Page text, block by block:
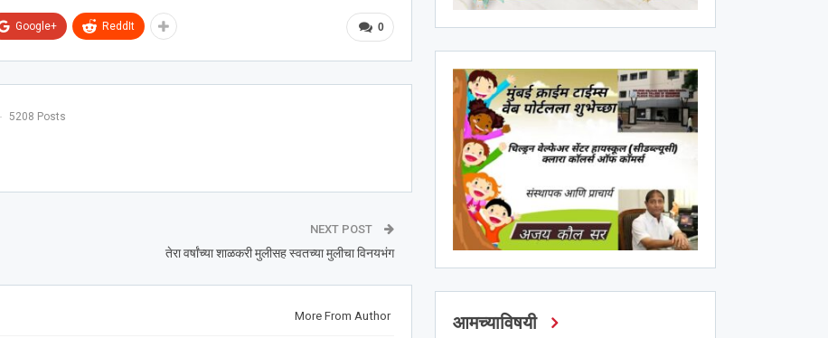
0
Google+ ReddIt
5208 Posts
NEXT POST
तेरा वर्षांच्या शाळकरी मुलीसह स्वतच्या मुलीचा विनयभंग
More From Author आमच्याविषयी